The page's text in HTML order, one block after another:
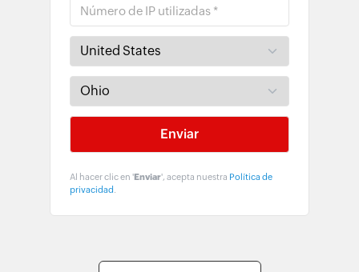
Al hacer clic en 'Enviar', acepta nuestra Política de
privacidad